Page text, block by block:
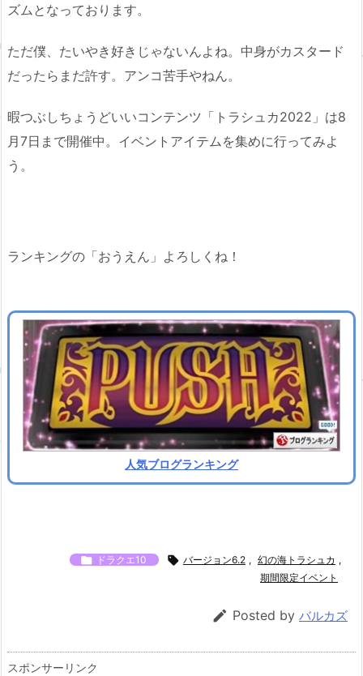
ズムとなっております。
ただ僕、たいやき好きじゃないんよね。中身がカスタード
だったらまだ許す。アンコ苦手やねん。
暇つぶしちょうどいいコンテンツ「トラシュカ2022」は8
月7日まで開催中。イベントアイテムを集めに行ってみよ
う。
ランキングの「おうえん」よろしくね！
人気ブログランキング
 ドラクエ10  バージョン6.2 , 幻の海トラシュカ ,
期間限定イベント
 Posted by バルカズ
スポンサーリンク